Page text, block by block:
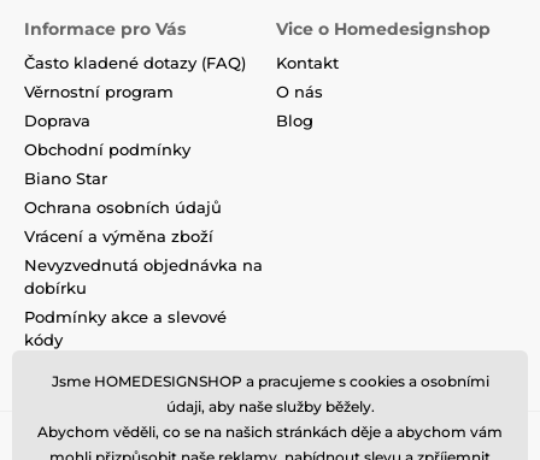
Informace pro Vás
Často kladené dotazy (FAQ)
Věrnostní program
Doprava
Obchodní podmínky
Biano Star
Ochrana osobních údajů
Vrácení a výměna zboží
Nevyzvednutá objednávka na
dobírku
Podmínky akce a slevové
kódy
Vice o Homedesignshop
Kontakt
O nás
Blog
Jsme HOMEDESIGNSHOP a pracujeme s cookies a osobními
údaji, aby naše služby běžely.
Abychom věděli, co se na našich stránkách děje a abychom vám